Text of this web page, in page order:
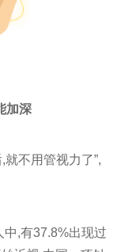
加深
不用管视力了”,
,有37.8%出现过